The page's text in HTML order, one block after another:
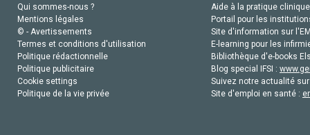
Qui sommes-nous ?
Mentions légales
© - Avertissements
Termes et conditions d'utilisation
Politique rédactionnelle
Politique publicitaire
Cookie settings
Politique de la vie privée
Aide à la pratique
Portail pour les
Site d'information sur
E-learning pour les
Bibliothèque d'e-books
Blog special IFSI :
Suivez notre actualité
Site d'emploi en santé :